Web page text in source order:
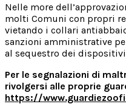
Nelle more
molti Comuni con propri
vietando i collari
sanzioni amministrative
al sequestro dei
Per le segnalazioni di
rivolgersi alle proprie
https://